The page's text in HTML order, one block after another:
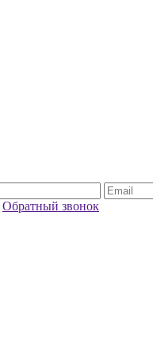
Обратный звонок